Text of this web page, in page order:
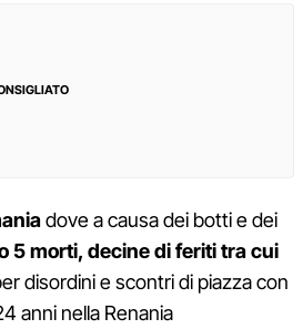
dove a causa dei botti e dei
5 morti, decine di feriti tra cui
disordini e scontri di piazza con
anni nella Renania